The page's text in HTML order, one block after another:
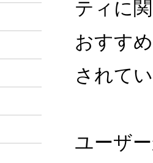
ティに
おすす
されて
ユーザ